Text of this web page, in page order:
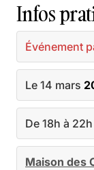
Infos
Événement
Le 14 mars
De 18h à 22h
Maison des